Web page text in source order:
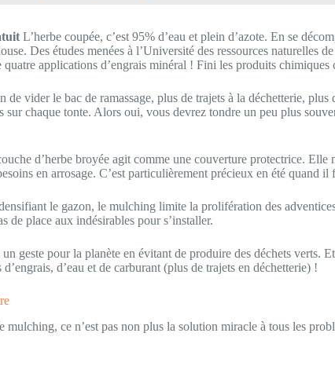
L’herbe coupée, c’est 95% d’eau et plein d’azote. En se
Des études menées à l’Université des ressources naturelles
applications d’engrais minéral ! Fini les produits chimiques
de vider le bac de ramassage, plus de trajets à la déchetterie, plus
sur chaque tonte. Alors oui, vous devrez tondre un peu plus
d’herbe broyée agit comme une couverture protectrice. Elle
en arrosage. C’est particulièrement précieux en été quand il
le gazon, le mulching limite la prolifération des
de place aux indésirables pour s’installer.
geste pour la planète en évitant de produire des déchets verts.
d’eau et de carburant (plus de trajets en déchetterie) !
mulching, ce n’est pas non plus la solution miracle à tous les